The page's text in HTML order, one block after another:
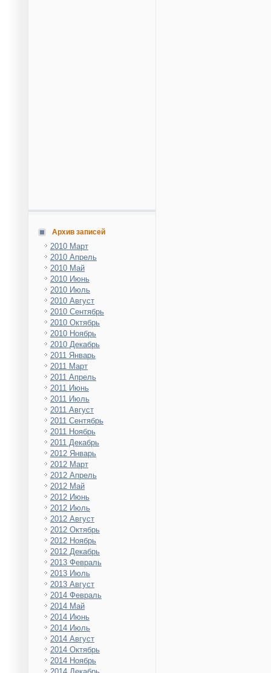
Архив записей
2010 Март
2010 Апрель
2010 Май
2010 Июнь
2010 Июль
2010 Август
2010 Сентябрь
2010 Октябрь
2010 Ноябрь
2010 Декабрь
2011 Январь
2011 Март
2011 Апрель
2011 Июнь
2011 Июль
2011 Август
2011 Сентябрь
2011 Ноябрь
2011 Декабрь
2012 Январь
2012 Март
2012 Апрель
2012 Май
2012 Июнь
2012 Июль
2012 Август
2012 Октябрь
2012 Ноябрь
2012 Декабрь
2013 Февраль
2013 Июль
2013 Август
2014 Февраль
2014 Май
2014 Июнь
2014 Июль
2014 Август
2014 Октябрь
2014 Ноябрь